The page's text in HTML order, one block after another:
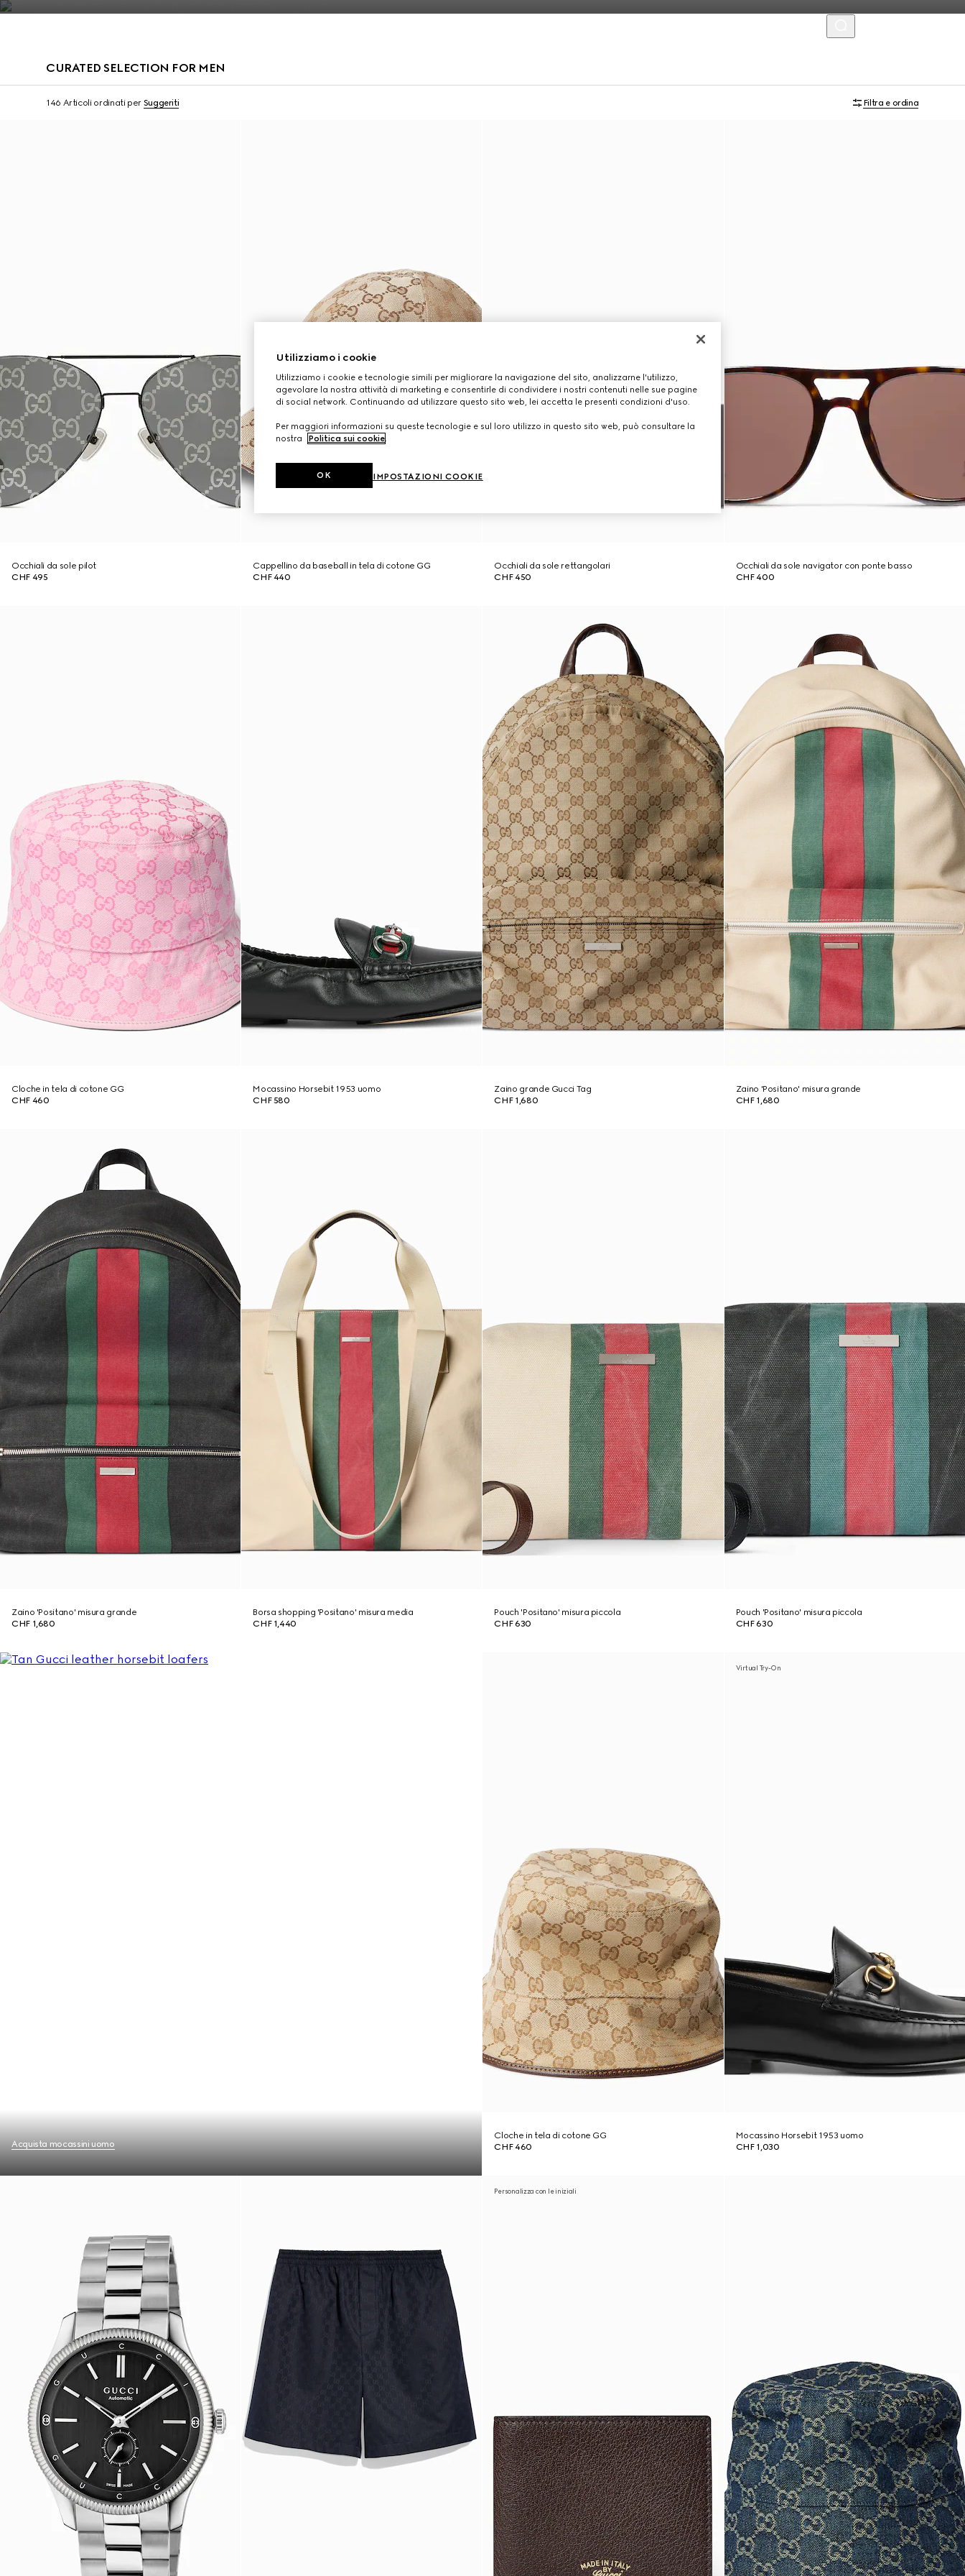
CURATED SELECTION FOR MEN
146 Articoli ordinati per Suggeriti Filtra e ordina
Occhiali da sole pilot
CHF 495
Cappellino da baseball in tela di cotone GG
CHF 440
Occhiali da sole rettangolari
CHF 450
Occhiali da sole navigator con ponte basso
CHF 400
Cloche in tela di cotone GG
CHF 460
Mocassino Horsebit 1953 uomo
CHF 580
Zaino grande Gucci Tag
CHF 1,680
Zaino 'Positano' misura grande
CHF 1,680
Zaino 'Positano' misura grande
CHF 1,680
Borsa shopping 'Positano' misura media
CHF 1,440
Pouch 'Positano' misura piccola
CHF 630
Pouch 'Positano' misura piccola
CHF 630
Acquista mocassini uomo
Cloche in tela di cotone GG
CHF 460
Virtual Try-On
Mocassino Horsebit 1953 uomo
CHF 1,030
Personalizza con le iniziali
Utilizziamo i cookie
Utilizziamo i cookie e tecnologie simili per migliorare la navigazione del sito, analizzarne l'utilizzo,
agevolare la nostra attività di marketing e consentirle di condividere i nostri contenuti nelle sue pagine
di social network. Continuando ad utilizzare questo sito web, lei accetta le presenti condizioni d'uso.
Per maggiori informazioni su queste tecnologie e sul loro utilizzo in questo sito web, può consultare la
nostra
Politica sui cookie.
IMPOSTAZIONI COOKIE
OK